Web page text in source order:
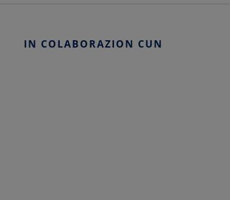
IN COLABORAZION CUN